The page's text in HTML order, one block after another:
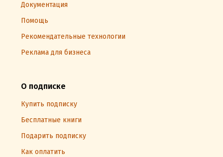
Документация
Помощь
Рекомендательные технологии
Реклама для бизнеса
О подписке
Купить подписку
Бесплатные книги
Подарить подписку
Как оплатить